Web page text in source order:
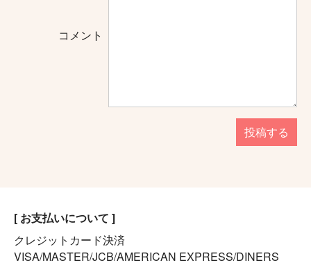
コメント
投稿する
[ お支払いについて ]
クレジットカード決済
VISA/MASTER/JCB/AMERICAN EXPRESS/DINERS